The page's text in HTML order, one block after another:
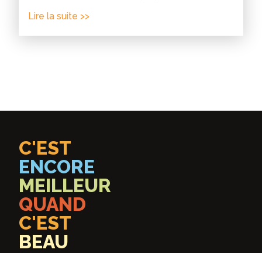
Lire la suite >>
C'EST
ENCORE
MEILLEUR
QUAND
C'EST
BEAU